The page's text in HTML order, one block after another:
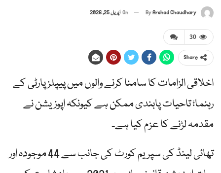
ByArshad Chaudhary
On اپریل 25, 2026
30
Share
اخلاقی الزامات کا سامنا کرنے والوں میں پیپلز پارٹی کے
رہنما؛ تاحیات پابندی ممکن ہے کیونکہ اپوزیشن نے
مقدمہ لڑنے کا عزم کیا ہے۔
تھائی لینڈ کی سپریم کورٹ کی جانب سے 44 موجودہ اور